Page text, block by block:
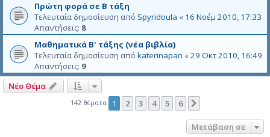
Πρώτη φορά σε Β τάξη
Τελευταία δημοσίευση από Spyridoula « 16 Νοέμ 2010, 17:33
Απαντήσεις: 8
Μαθηματικά Β' τάξης (νέα βιβλία)
Τελευταία δημοσίευση από katerinapan «29 Οκτ 2010, 16:49
Απαντήσεις: 9
Νέο Θέμα
142 θέματα 1 2 3 4 5 6
Μετάβαση σε